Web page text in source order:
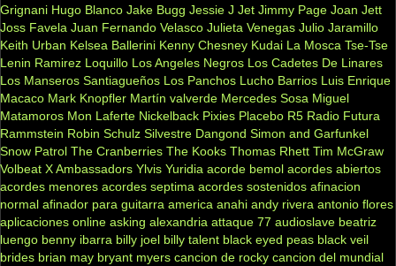
Grignani Hugo Blanco Jake Bugg Jessie J Jet Jimmy Page Joan Jett
Joss Favela Juan Fernando Velasco Julieta Venegas Julio Jaramillo
Keith Urban Kelsea Ballerini Kenny Chesney Kudai La Mosca Tse-Tse
Lenin Ramirez Loquillo Los Angeles Negros Los Cadetes De Linares
Los Manseros Santiagueños Los Panchos Lucho Barrios Luis Enrique
Macaco Mark Knopfler Martín valverde Mercedes Sosa Miguel
Matamoros Mon Laferte Nickelback Pixies Placebo R5 Radio Futura
Rammstein Robin Schulz Silvestre Dangond Simon and Garfunkel
Snow Patrol The Cranberries The Kooks Thomas Rhett Tim McGraw
Volbeat X Ambassadors Ylvis Yuridia acorde bemol acordes abiertos
acordes menores acordes septima acordes sostenidos afinacion
normal afinador para guitarra america anahi andy rivera antonio flores
aplicaciones online asking alexandria attaque 77 audioslave beatriz
luengo benny ibarra billy joel billy talent black eyed peas black veil
brides brian may bryant myers cancion de rocky cancion del mundial